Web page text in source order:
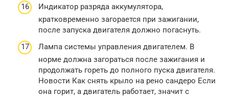
Индикатор разряда аккумулятора,
кратковременно загорается при зажигании,
после запуска двигателя должно погаснуть.
Лампа системы управления двигателем. В
норме должна загораться после зажигания и
продолжать гореть до полного пуска двигателя.
Новости Как снять крыло на рено сандеро Если
она горит, а двигатель работает, значит с